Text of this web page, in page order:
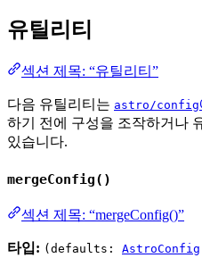
유틸리티
섹션 제목: “유틸리티”
다음 유틸리티는 astro/config
하기 전에 구성을 조작하거나
있습니다.
mergeConfig()
섹션 제목: “mergeConfig()”
타입: (defaults: AstroConfig